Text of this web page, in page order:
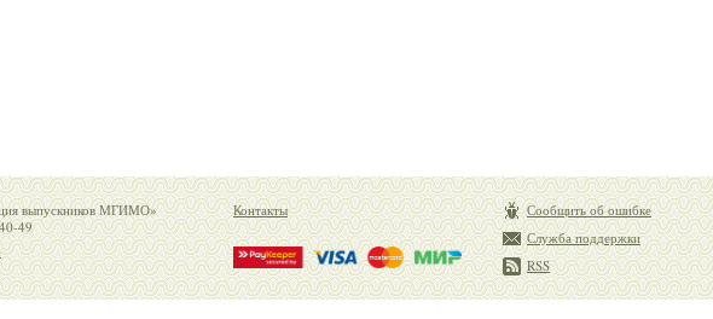
выпускников МГИМО»
49
Контакты
Сообщить об ошибке
Служба поддержки
RSS